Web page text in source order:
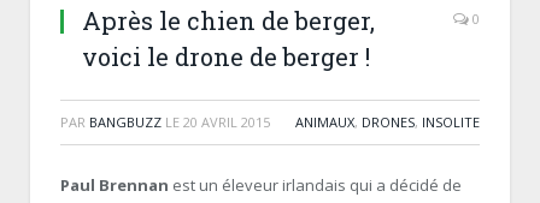
Après le chien de berger,
voici le drone de berger !
0
PAR BANGBUZZ LE 20 AVRIL 2015 ANIMAUX, DRONES, INSOLITE
Paul Brennan est un éleveur irlandais qui a décidé de